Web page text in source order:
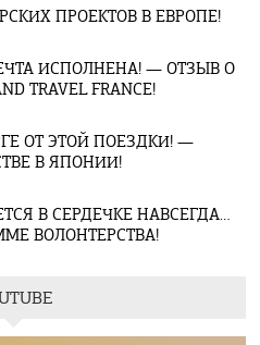
ПРОЕКТОВ В ЕВРОПЕ!
ИСПОЛНЕНА! — ОТЗЫВ О
TRAVEL FRANCE!
ОТ ЭТОЙ ПОЕЗДКИ! —
В ЯПОНИИ!
В СЕРДЕЧКЕ НАВСЕГДА…
ВОЛОНТЕРСТВА!